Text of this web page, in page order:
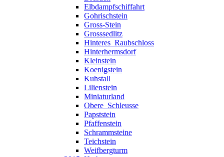
Elbdampfschiffahrt
Gohrischstein
Gross-Stein
Grosssedlitz
Hinteres_Raubschloss
Hinterhermsdorf
Kleinstein
Koenigstein
Kuhstall
Lilienstein
Miniaturland
Obere_Schleusse
Papststein
Pfaffenstein
Schrammsteine
Teichstein
Weifbergturm